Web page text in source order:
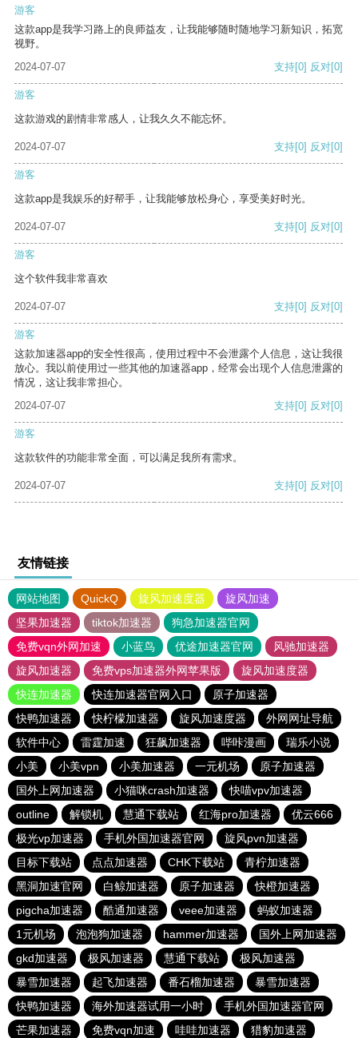
游客
这款app是我学习路上的良师益友，让我能够随时随地学习新知识，拓宽
视野。
2024-07-07
支持[0] 反对[0]
游客
这款游戏的剧情非常感人，让我久久不能忘怀。
2024-07-07 支持[0] 反对[0]
游客
这款app是我娱乐的好帮手，让我能够放松身心，享受美好时光。
2024-07-07 支持[0] 反对[0]
游客
这个软件我非常喜欢
2024-07-07 支持[0] 反对[0]
游客
这款加速器app的安全性很高，使用过程中不会泄露个人信息，这让我很
放心。我以前使用过一些其他的加速器app，经常会出现个人信息泄露的
情况，这让我非常担心。
2024-07-07
支持[0] 反对[0]
游客
这款软件的功能非常全面，可以满足我所有需求。
2024-07-07 支持[0] 反对[0]
友情链接
网站地图 QuickQ 旋风加速度器
旋风加速
坚果加速器
tiktok加速器
狗急加速器官网
免费vqn外网加速
小蓝鸟 优途加速器官网
风驰加速器
旋风加速器
免费vps加速器外网苹果版
旋风加速度器
快连加速器
快连加速器官网入口
原子加速器
快鸭加速器
快柠檬加速器 旋风加速度器
外网网址导航
软件中心
雷霆加速 狂飙加速器 哔咔漫画
瑞乐小说
小美
小美vpn 小美加速器 一元机场
原子加速器
国外上网加速器
小猫咪crash加速器
快喵vpv加速器
outline
解锁机 慧通下载站 红海pro加速器
优云666
极光vp加速器
手机外国加速器官网
旋风pvn加速器
目标下载站
点点加速器 CHK下载站
青柠加速器
黑洞加速官网
白鲸加速器 原子加速器
快橙加速器
pigcha加速器
酷通加速器 veee加速器
蚂蚁加速器
1元机场
泡泡狗加速器 hammer加速器
国外上网加速器
gkd加速器
极风加速器 慧通下载站
极风加速器
暴雪加速器
起飞加速器 番石榴加速器
暴雪加速器
快鸭加速器
海外加速器试用一小时
手机外国加速器官网
芒果加速器
免费vqn加速 哇哇加速器 猎豹加速器